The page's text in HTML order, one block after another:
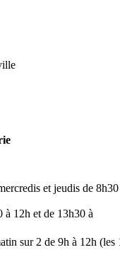
et jeudis de
à 12h et de 13h30 à
sur 2 de 9h à 12h (les